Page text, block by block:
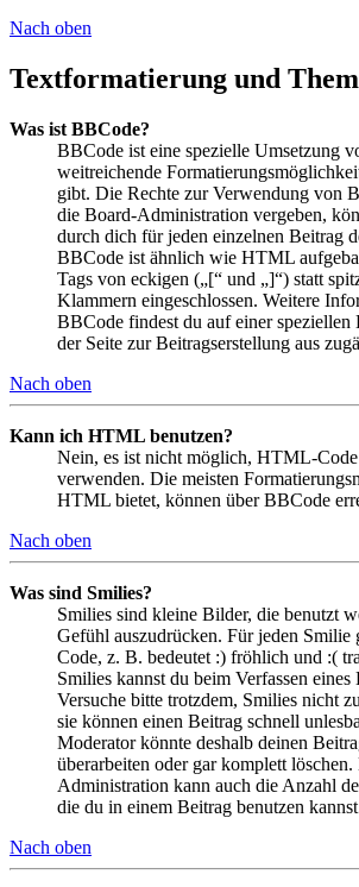
Nach oben
Textformatierung und
Was ist BBCode?
BBCode ist eine spezielle Umsetzung
weitreichende
gibt. Die Rechte zur Verwendung von
die Board-Administration vergeben,
durch dich für jeden einzelnen Beitrag
BBCode ist ähnlich wie HTML
Tags von eckigen („[“ und „]“) statt
Klammern eingeschlossen. Weitere
BBCode findest du auf einer speziellen
der Seite zur Beitragserstellung aus
Nach oben
Kann ich HTML benutzen?
Nein, es ist nicht möglich, HTML-
verwenden. Die meisten
HTML bietet, können über BBCode
Nach oben
Was sind Smilies?
Smilies sind kleine Bilder, die benutzt
Gefühl auszudrücken. Für jeden Smilie
Code, z. B. bedeutet :) fröhlich und :(
Smilies kannst du beim Verfassen eines
Versuche bitte trotzdem, Smilies nicht
sie können einen Beitrag schnell
Moderator könnte deshalb deinen
überarbeiten oder gar komplett
Administration kann auch die Anzahl
die du in einem Beitrag benutzen
Nach oben